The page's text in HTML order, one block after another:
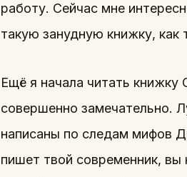
работу. Сейчас мне
такую занудную книжку, как
Ещё я начала читать
совершенно замечательно.
написаны по следам мифов
пишет твой современник,